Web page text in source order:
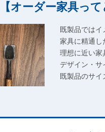
オーダー家具って
既製品では
家具に精通し
理想に近い家
デザイン・サ
既製品のサイ